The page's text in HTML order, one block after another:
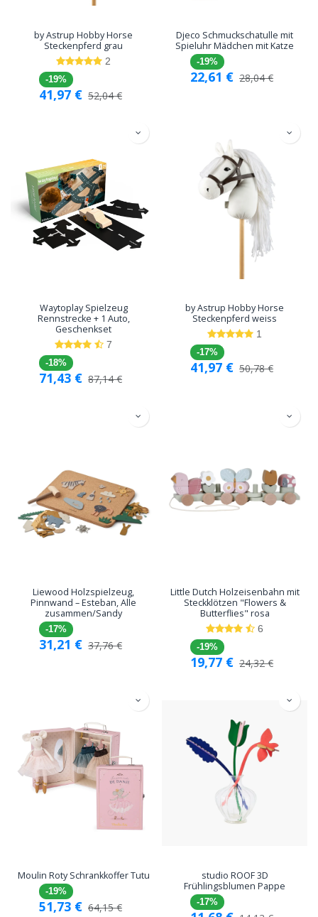
by Astrup Hobby Horse
Steckenpferd grau
2
-19%
41,97 € 52,04€
Djeco Schmuckschatulle mit
Spieluhr Mädchen mit Katze
-19%
22,61 € 28,04€
Waytoplay Spielzeug
Rennstrecke + 1 Auto,
Geschenkset
7
-18%
71,43 € 87,14€
by Astrup Hobby Horse
Steckenpferd weiss
1
-17%
41,97 € 50,78€
Liewood Holzspielzeug,
Pinnwand – Esteban, Alle
zusammen/Sandy
-17%
31,21 € 37,76€
Little Dutch Holzeisenbahn mit
Steckklötzen "Flowers &
Butterflies" rosa
6
-19%
19,77 € 24,32€
Moulin Roty Schrankkoffer Tutu
-19%
51,73 € 64,15€
studio ROOF 3D
Frühlingsblumen Pappe
-17%